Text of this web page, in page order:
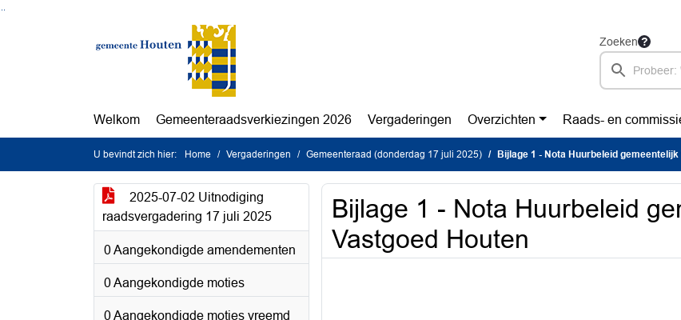
Zoeken
Welkom Gemeenteraadsverkiezingen 2026 Vergaderingen Overzichten Raads- en
U bevindt zich hier: Home Vergaderingen Gemeenteraad (donderdag 17 juli 2025) Bijlage 1 - Nota Huurbeleid
2025-07-02 Uitnodiging
raadsvergadering 17 juli 2025
0 Aangekondigde amendementen
0 Aangekondigde moties
0 Aangekondigde moties vreemd
Bijlage 1 - Nota Huurbeleid
Vastgoed Houten